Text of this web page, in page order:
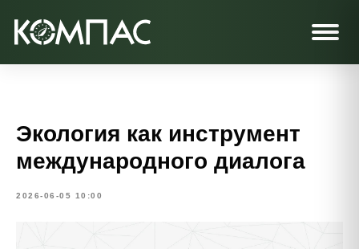
Экология как инструмент
международного диалога
2026-06-05 10:00